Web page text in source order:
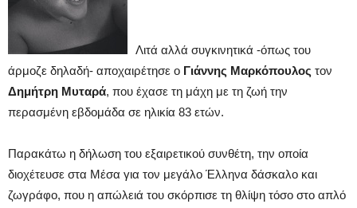
Λιτά αλλά συγκινητικά -όπως του
άρμοζε δηλαδή- αποχαιρέτησε ο Γιάννης Μαρκόπουλος τον
Δημήτρη Μυταρά, που έχασε τη μάχη με τη ζωή την
περασμένη εβδομάδα σε ηλικία 83 ετών.
Παρακάτω η δήλωση του εξαιρετικού συνθέτη, την οποία
διοχέτευσε στα Μέσα για τον μεγάλο Έλληνα δάσκαλο και
ζωγράφο, που η απώλειά του σκόρπισε τη θλίψη τόσο στο απλό